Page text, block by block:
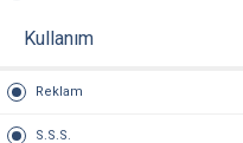
Kullanım
Reklam
S.S.S.